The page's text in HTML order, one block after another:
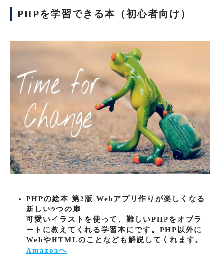
PHPを学習できる本（初心者向け）
PHPの絵本 第2版 Webアプリ作りが楽しくなる
新しい9つの扉
可愛いイラストを使って、難しいPHPをオブラ
ートに教えてくれる学習本にです。PHP以外に
WebやHTMLのことなども解説してくれます。
Amazonへ